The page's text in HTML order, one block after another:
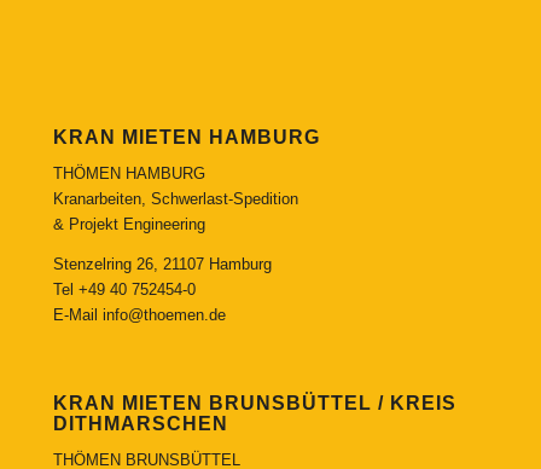
KRAN MIETEN HAMBURG
THÖMEN HAMBURG
Kranarbeiten, Schwerlast-Spedition
& Projekt Engineering
Stenzelring 26, 21107 Hamburg
Tel +49 40 752454-0
E-Mail info@thoemen.de
KRAN MIETEN BRUNSBÜTTEL / KREIS
DITHMARSCHEN
THÖMEN BRUNSBÜTTEL